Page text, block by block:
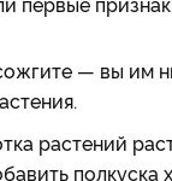
— вы им
растений